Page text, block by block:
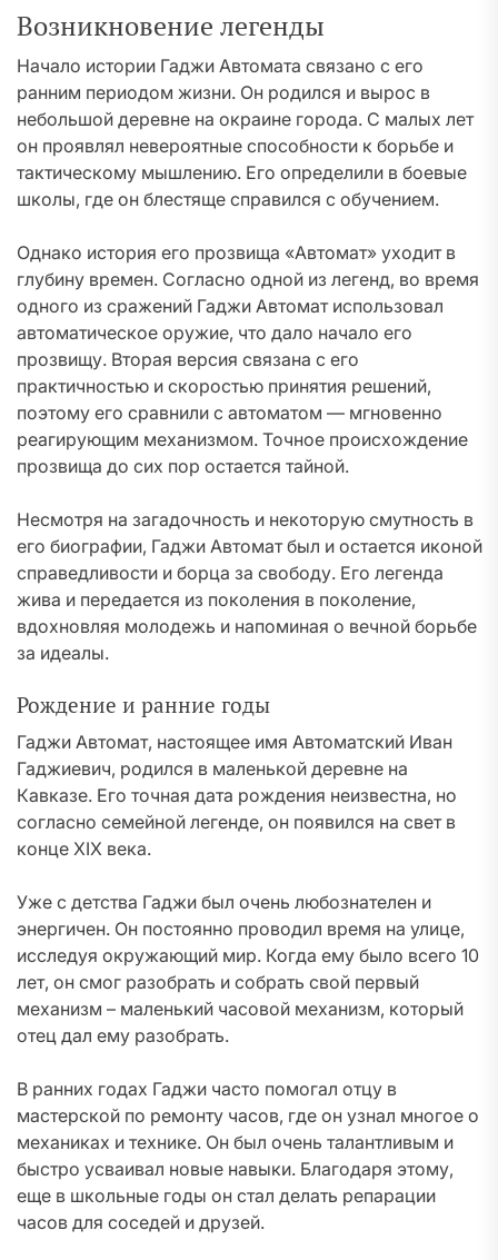
Возникновение легенды
Начало истории Гаджи Автомата связано с его
ранним периодом жизни. Он родился и вырос в
небольшой деревне на окраине города. С малых лет
он проявлял невероятные способности к борьбе и
тактическому мышлению. Его определили в боевые
школы, где он блестяще справился с обучением.
Однако история его прозвища «Автомат» уходит в
глубину времен. Согласно одной из легенд, во время
одного из сражений Гаджи Автомат использовал
автоматическое оружие, что дало начало его
прозвищу. Вторая версия связана с его
практичностью и скоростью принятия решений,
поэтому его сравнили с автоматом — мгновенно
реагирующим механизмом. Точное происхождение
прозвища до сих пор остается тайной.
Несмотря на загадочность и некоторую смутность в
его биографии, Гаджи Автомат был и остается иконой
справедливости и борца за свободу. Его легенда
жива и передается из поколения в поколение,
вдохновляя молодежь и напоминая о вечной борьбе
за идеалы.
Рождение и ранние годы
Гаджи Автомат, настоящее имя Автоматский Иван
Гаджиевич, родился в маленькой деревне на
Кавказе. Его точная дата рождения неизвестна, но
согласно семейной легенде, он появился на свет в
конце XIX века.
Уже с детства Гаджи был очень любознателен и
энергичен. Он постоянно проводил время на улице,
исследуя окружающий мир. Когда ему было всего 10
лет, он смог разобрать и собрать свой первый
механизм – маленький часовой механизм, который
отец дал ему разобрать.
В ранних годах Гаджи часто помогал отцу в
мастерской по ремонту часов, где он узнал многое о
механиках и технике. Он был очень талантливым и
быстро усваивал новые навыки. Благодаря этому,
еще в школьные годы он стал делать репарации
часов для соседей и друзей.